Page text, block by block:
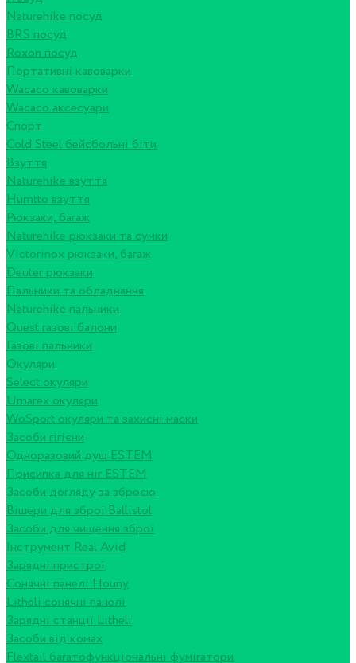
Naturehike посуд
BRS посуд
Roxon посуд
Портативні кавоварки
Wacaco кавоварки
Wacaco аксесуари
Спорт
Cold Steel бейсбольні біти
Взуття
Naturehike взуття
Humtto взуття
Рюкзаки, багаж
Naturehike рюкзаки та сумки
Victorinox рюкзаки, багаж
Deuter рюкзаки
Пальники та обладнання
Naturehike пальники
Quest газові балони
Газові пальники
Окуляри
Select окуляри
Umarex окуляри
WoSport окуляри та захисні маски
Засоби гігієни
Одноразовий душ ESTEM
Присипка для ніг ESTEM
Засоби догляду за зброєю
Вішери для зброї Ballistol
Засоби для чищення зброї
Інструмент Real Avid
Зарядні пристрої
Сонячні панелі Houny
Litheli сонячні панелі
Зарядні станції Litheli
Засоби від комах
Flextail багатофункціональні фумігатори